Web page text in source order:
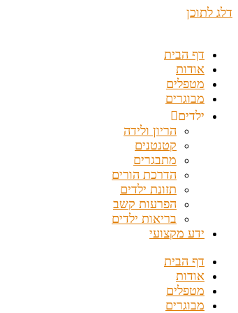
דלג לתוכן
דף הבית
אודות
מטפלים
מבוגרים
ילדים
הריון ולידה
קטנטנים
מתבגרים
הדרכת הורים
תזונת ילדים
הפרעות קשב
בריאות ילדים
ידע מקצועי
דף הבית
אודות
מטפלים
מבוגרים